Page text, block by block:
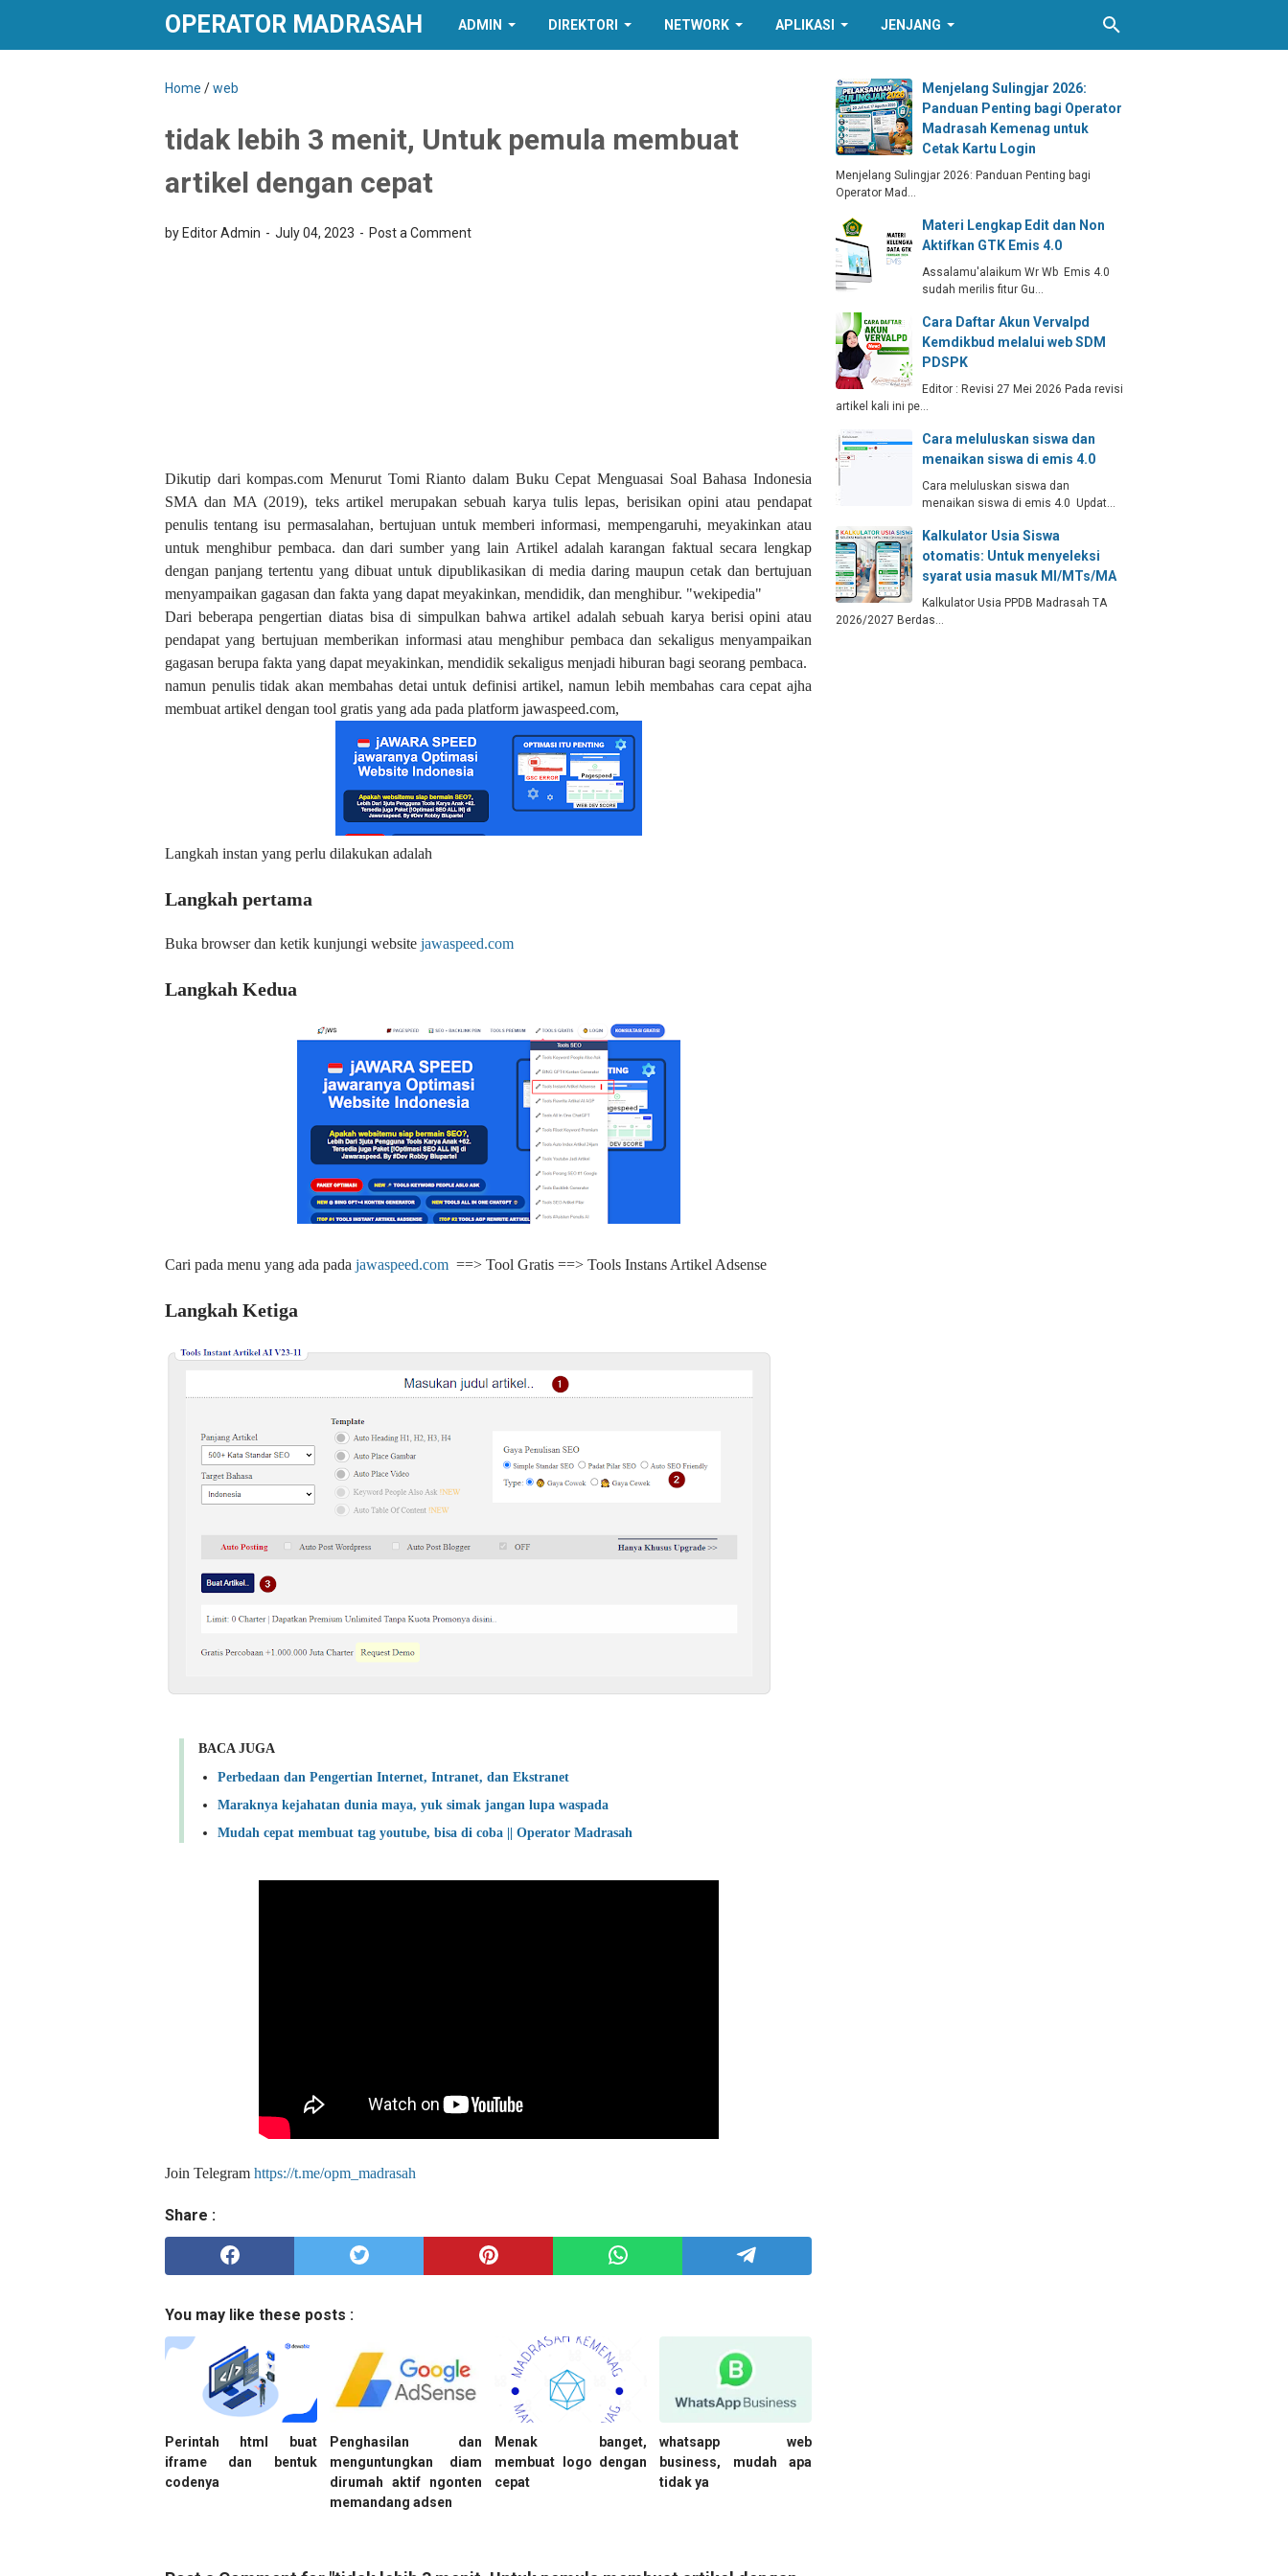
OPERATOR MADRASAH ADMIN DIREKTORI NETWORK APLIKASI JENJANG
Home /web
tidak lebih 3 menit, Untuk pemula membuat
artikel dengan cepat
by Editor Admin July 04, 2023 Post a Comment
Dikutip dari kompas.com Menurut Tomi Rianto dalam Buku Cepat Menguasai Soal Bahasa Indonesia
SMA dan MA (2019), teks artikel merupakan sebuah karya tulis lepas, berisikan opini atau pendapat
penulis tentang isu permasalahan, bertujuan untuk memberi informasi, mempengaruhi, meyakinkan atau
untuk menghibur pembaca. dan dari sumber yang lain Artikel adalah karangan faktual secara lengkap
dengan panjang tertentu yang dibuat untuk dipublikasikan di media daring maupun cetak dan bertujuan
menyampaikan gagasan dan fakta yang dapat meyakinkan, mendidik, dan menghibur. "wekipedia"
Dari beberapa pengertian diatas bisa di simpulkan bahwa artikel adalah sebuah karya berisi opini atau
pendapat yang bertujuan memberikan informasi atau menghibur pembaca dan sekaligus menyampaikan
gagasan berupa fakta yang dapat meyakinkan, mendidik sekaligus menjadi hiburan bagi seorang pembaca.
namun penulis tidak akan membahas detai untuk definisi artikel, namun lebih membahas cara cepat ajha
membuat artikel dengan tool gratis yang ada pada platform jawaspeed.com,
Langkah instan yang perlu dilakukan adalah
Langkah pertama
Buka browser dan ketik kunjungi website jawaspeed.com
Langkah Kedua
Cari pada menu yang ada pada jawaspeed.com ==> Tool Gratis ==> Tools Instans Artikel Adsense
Langkah Ketiga
BACA JUGA
Perbedaan dan Pengertian Internet, Intranet, dan Ekstranet
Maraknya kejahatan dunia maya, yuk simak jangan lupa waspada
Mudah cepat membuat tag youtube, bisa di coba || Operator Madrasah
Join Telegram https://t.me/opm_madrasah
Share :
You may like these posts :
Perintah html buat
iframe dan bentuk
codenya
Penghasilan dan
menguntungkan diam
dirumah aktif ngonten
memandang adsen
Menak banget,
membuat logo dengan
cepat
whatsapp web
business, mudah apa
tidak ya
Menjelang Sulingjar 2026:
Panduan Penting bagi Operator
Madrasah Kemenag untuk
Cetak Kartu Login
Menjelang Sulingjar 2026: Panduan Penting bagi
Operator Mad…
Materi Lengkap Edit dan Non
Aktifkan GTK Emis 4.0
Assalamu'alaikum Wr Wb Emis 4.0
sudah merilis fitur Gu…
Cara Daftar Akun Vervalpd
Kemdikbud melalui web SDM
PDSPK
Editor : Revisi 27 Mei 2026 Pada revisi
artikel kali ini pe…
Cara meluluskan siswa dan
menaikan siswa di emis 4.0
Cara meluluskan siswa dan
menaikan siswa di emis 4.0 Updat…
Kalkulator Usia Siswa
otomatis: Untuk menyeleksi
syarat usia masuk MI/MTs/MA
Kalkulator Usia PPDB Madrasah TA
2026/2027 Berdas…